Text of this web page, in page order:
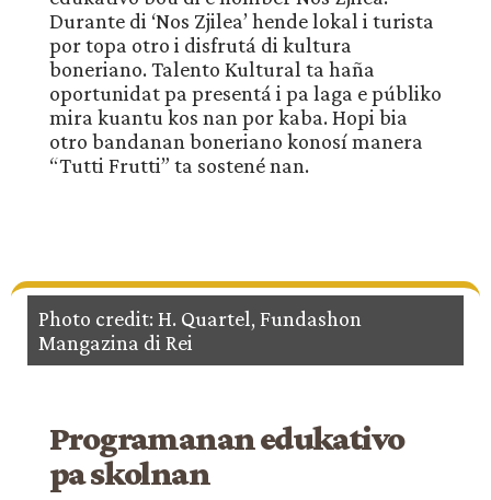
Durante di ‘Nos Zjilea’ hende lokal i turista
por topa otro i disfrutá di kultura
boneriano. Talento Kultural ta haña
oportunidat pa presentá i pa laga e públiko
mira kuantu kos nan por kaba. Hopi bia
otro bandanan boneriano konosí manera
“Tutti Frutti” ta sostené nan.
Photo credit: H. Quartel, Fundashon
Mangazina di Rei
Programanan edukativo
pa skolnan